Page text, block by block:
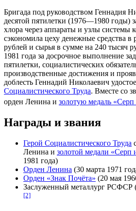
Бригада под руководством Геннадия
десятой пятилетки (1976—1980 годы)
хлора через аппараты и узлы системы
сэкономила цеху денежные средства в
рублей и сырья в сумме на 240 тысяч
1981 года за досрочное выполнение
пятилетки, социалистических
производственные достижения и
доблесть Геннадий Николаевич
Социалистического Труда. Вместе со
орден Ленина и золотую медаль
Награды и звания
Герой Социалистического Труда
Ленина и золотой медали «Серп
1981 года)
Орден Ленина (30 марта 1971
Орден «Знак Почёта» (20 мая
Заслуженный металлург РСФСР
[2]